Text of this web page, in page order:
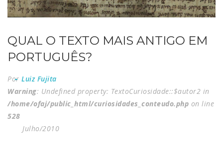
QUAL O TEXTO MAIS ANTIGO EM
PORTUGUÊS?
Por Luiz Fujita
Warning: Undefined property: TextoCuriosidade::$autor2 in
/home/ofaj/public_html/curiosidades_conteudo.php on line
528
Julho/2010